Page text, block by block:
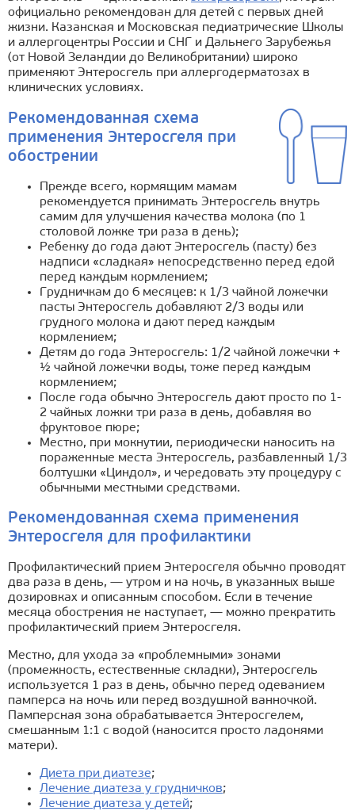
официально рекомендован для детей с первых дней
жизни. Казанская и Московская педиатрические Школы
и аллергоцентры России и СНГ и Дальнего Зарубежья
(от Новой Зеландии до Великобритании) широко
применяют Энтеросгель при аллергодерматозах в
клинических условиях.
Рекомендованная схема
применения Энтеросгеля при
обострении
Прежде всего, кормящим мамам
рекомендуется принимать Энтеросгель внутрь
самим для улучшения качества молока (по 1
столовой ложке три раза в день);
Ребенку до года дают Энтеросгель (пасту) без
надписи «сладкая» непосредственно перед едой
перед каждым кормлением;
Грудничкам до 6 месяцев: к 1/3 чайной ложечки
пасты Энтеросгель добавляют 2/3 воды или
грудного молока и дают перед каждым
кормлением;
Детям до года Энтеросгель: 1/2 чайной ложечки +
½ чайной ложечки воды, тоже перед каждым
кормлением;
После года обычно Энтеросгель дают просто по 1-
2 чайных ложки три раза в день, добавляя во
фруктовое пюре;
Местно, при мокнутии, периодически наносить на
пораженные места Энтеросгель, разбавленный 1/3
болтушки «Циндол», и чередовать эту процедуру с
обычными местными средствами.
Рекомендованная схема применения
Энтеросгеля для профилактики
Профилактический прием Энтеросгеля обычно проводят
два раза в день, — утром и на ночь, в указанных выше
дозировках и описанным способом. Если в течение
месяца обострения не наступает, — можно прекратить
профилактический прием Энтеросгеля.
Местно, для ухода за «проблемными» зонами
(промежность, естественные складки), Энтеросгель
используется 1 раз в день, обычно перед одеванием
памперса на ночь или перед воздушной ванночкой.
Памперсная зона обрабатывается Энтеросгелем,
смешанным 1:1 с водой (наносится просто ладонями
матери).
Диета при диатезе;
Лечение диатеза у грудничков;
Лечение диатеза у детей;